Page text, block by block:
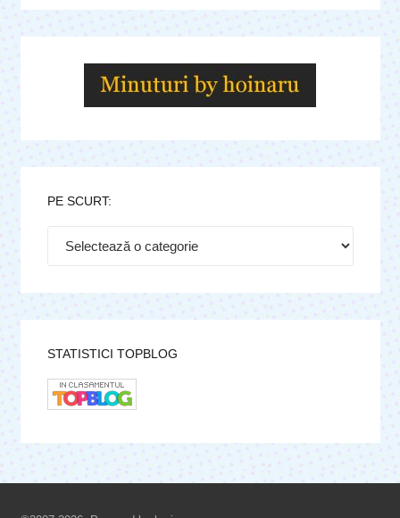
PE SCURT:
STATISTICI TOPBLOG